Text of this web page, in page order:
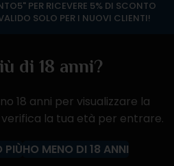
di 18 anni?
18 anni per visualizzare la
verifica la tua età per entrare.
PIÙHO MENO DI 18 ANNI
scelti da
PER RICEVERE 5% DI SCONTO
SOLO PER I NUOVI CLIENTI!